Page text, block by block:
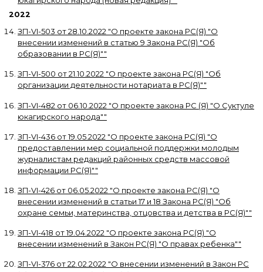
2022
ЗП-VI-503 от28.10.2022 "О проекте закона РС(Я) "О
внесении изменений в статью 9 Закона РС(Я) "Об
образовании в РС(Я)""
ЗП-VI-500 от21.10.2022 "О проекте закона РС(Я) "Об
организации деятельности нотариата в РС(Я)""
ЗП-VI-482 от 06.10.2022 "О проекте закона РС (Я) "О Суктуле
юкагирского народа""
ЗП-VI-436 от19.05.2022 "О проекте закона РС(Я) "О
предоставлении мер социальной поддержки молодым
журналистам редакций районных средств массовой
информации РС(Я)""
ЗП-VI-426 от 06.05.2022 "О проекте закона РС(Я) "О
внесении изменений в статьи 17 и 18 Закона РС(Я) "Об
охране семьи, материнства, отцовства и детства в РС(Я)""
ЗП-VI-418 от19.04.2022 "О проекте закона РС(Я) "О
внесении изменений в Закон РС(Я) "О правах ребенка""
ЗП-VI-376 от22.02.2022 "О внесении изменений в Закон РС